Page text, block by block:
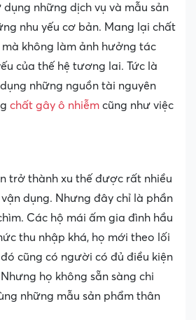
dụng những dịch vụ và mẫu sản
nhu yếu cơ bản. Mang lại chất
không làm ảnh hưởng tác
của thế hệ tương lai. Tức là
những nguồn tài nguyên
chất gây ô nhiễm cũng như việc
trở thành xu thế được rất nhiều
dụng. Nhưng đây chỉ là phần
Các hộ mái ấm gia đình hầu
thu nhập khá, họ mới theo lối
cũng có người có đủ điều kiện
họ không sẵn sàng chi
những mẫu sản phẩm thân